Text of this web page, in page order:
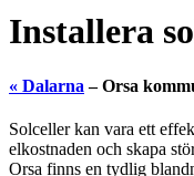
Installera
« Dalarna – Orsa
Solceller kan vara ett
elkostnaden och skapa
Orsa finns en tydlig